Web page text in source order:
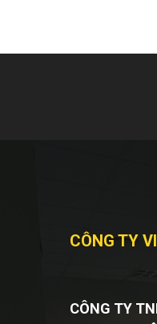
CÔNG TY
CÔNG TY